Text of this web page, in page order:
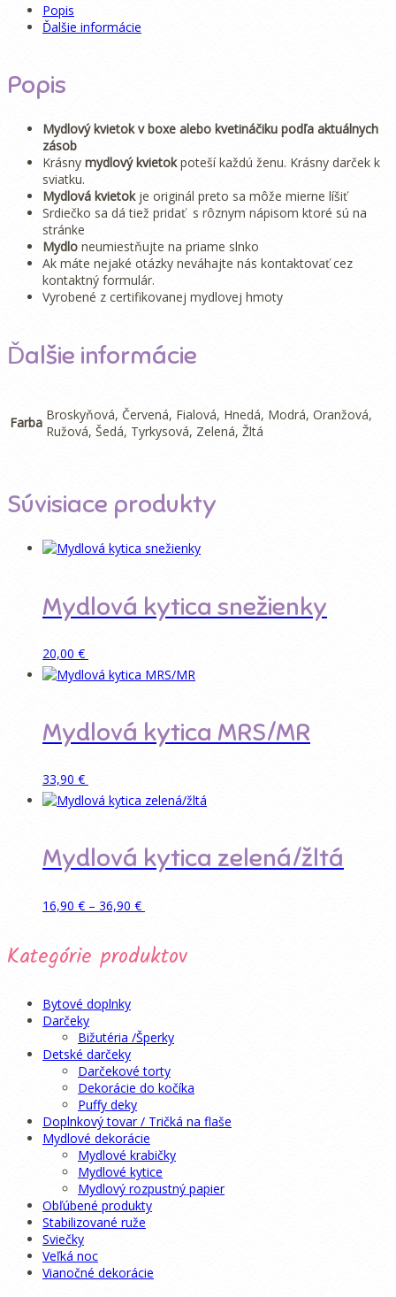
Popis
Ďalšie informácie
Popis
Mydlový kvietok v boxe alebo kvetináčiku podľa aktuálnych
zásob
Krásny mydlový kvietokpoteší každú ženu. Krásny darček k
sviatku.
Mydlová kvietokje originál preto sa môže mierne líšiť
Srdiečko sa dá tiež pridať s rôznym nápisom ktoré sú na
stránke
Mydlo neumiestňujte na priame slnko
Ak máte nejaké otázky neváhajte nás kontaktovať cez
kontaktný formulár.
Vyrobené z certifikovanej mydlovej hmoty
Ďalšie informácie
Farba Broskyňová, Červená, Fialová, Hnedá, Modrá, Oranžová,
Ružová, Šedá, Tyrkysová, Zelená, Žltá
Súvisiace produkty
Mydlová kytica snežienky
20,00 €
Mydlová kytica MRS/MR
33,90 €
Mydlová kytica zelená/žltá
16,90 € – 36,90 €Price
through
Kategórie produktov
Bytové doplnky
Darčeky
Bižutéria /Šperky
Detské darčeky
Darčekové torty
Dekorácie do kočíka
Puffy deky
Doplnkový tovar / Tričká na flaše
Mydlové dekorácie
Mydlové krabičky
Mydlové kytice
Mydlový rozpustný papier
Obľúbené produkty
Stabilizované ruže
Sviečky
Veľká noc
Vianočné dekorácie